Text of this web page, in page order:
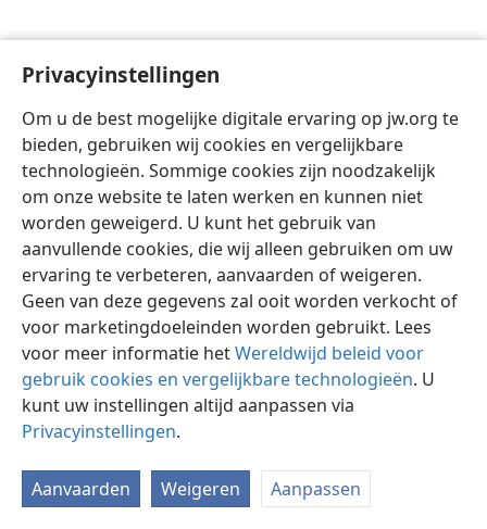
Privacyinstellingen
Om u de best mogelijke digitale ervaring op jw.org te
bieden, gebruiken wij cookies en vergelijkbare
technologieën. Sommige cookies zijn noodzakelijk
om onze website te laten werken en kunnen niet
worden geweigerd. U kunt het gebruik van
aanvullende cookies, die wij alleen gebruiken om uw
ervaring te verbeteren, aanvaarden of weigeren.
Geen van deze gegevens zal ooit worden verkocht of
voor marketingdoeleinden worden gebruikt. Lees
voor meer informatie hetWereldwijd beleid voor
gebruik cookies en vergelijkbare technologieën. U
kunt uw instellingen altijd aanpassen via
Privacyinstellingen.
Aanvaarden Weigeren Aanpassen
Nederlands Instellingen
Copyright © 2026 Watch Tower Bible and Tract Society of Pennsylvania
Gebruiksvoorwaarden Privacybeleid
JW.ORG
Inloggen